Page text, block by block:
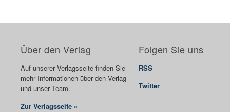
Über den Verlag
Auf unserer Verlagsseite finden Sie
mehr Informationen über den Verlag
und unser Team.
Zur Verlagsseite »
Folgen Sie uns
RSS
Twitter